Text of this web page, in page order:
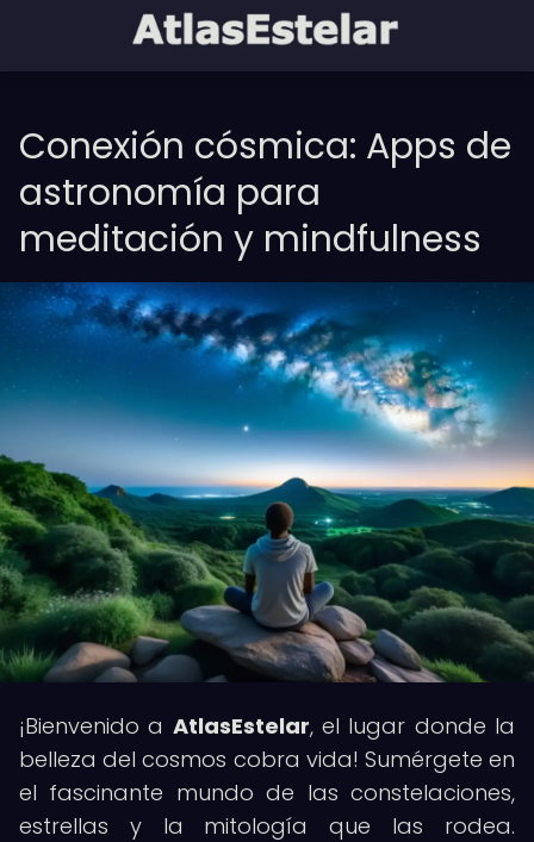
Conexión cósmica: Apps de
astronomía para
meditación y mindfulness
¡Bienvenido a AtlasEstelar, el lugar donde la
belleza del cosmos cobra vida! Sumérgete en
el fascinante mundo de las constelaciones,
estrellas y la mitología que las rodea.